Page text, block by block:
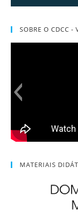
SOBRE O CDCC -
MATERIAIS